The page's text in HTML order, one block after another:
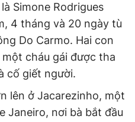
Simone Rodrigues
4 tháng và 20 ngày tù
Do Carmo. Hai con
cháu gái được tha
cố giết người.
lên ở Jacarezinho, một
Janeiro, nơi bà bắt đầu